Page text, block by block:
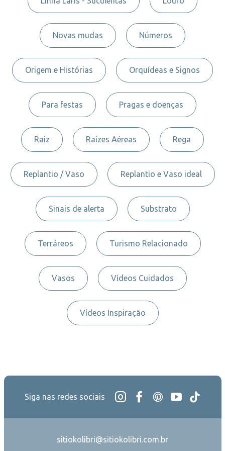
Novas mudas Números
Origem e Histórias Orquídeas e Signos
Para festas Pragas e doenças
Raiz Raízes Aéreas Rega
Replantio / Vaso Replantio e Vaso ideal
Sinais de alerta Substrato
Terráreos Turismo Relacionado
Vasos Vídeos Cuidados
Vídeos Inspiração
Siga nas redes sociais
sitiokolibri@sitiokolibri.com.br